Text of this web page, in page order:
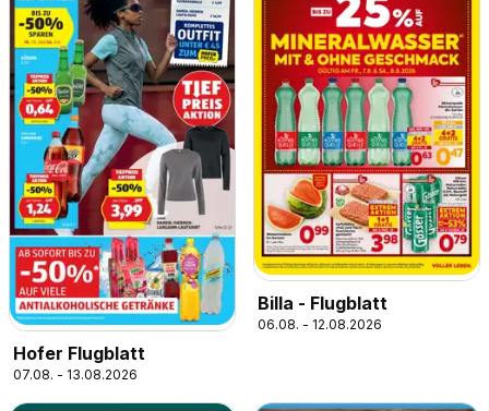
Hofer Flugblatt
07.08. - 13.08.2026
Billa - Flugblatt
06.08. - 12.08.2026